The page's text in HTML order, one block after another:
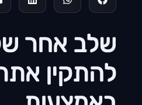
שלב אחר
להתקין